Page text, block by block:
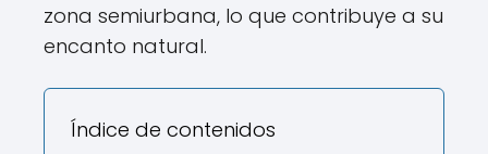
zona semiurbana, lo que contribuye a su
encanto natural.
Índice de contenidos